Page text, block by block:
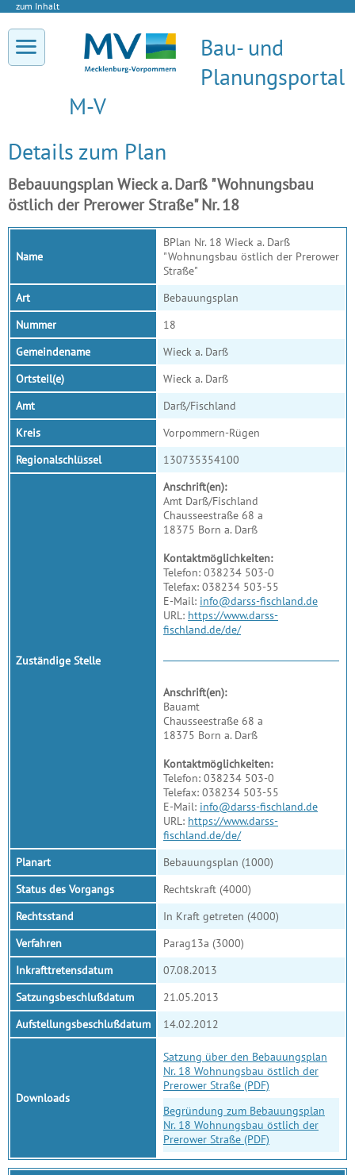
zum Inhalt
Bau- und
Planungsportal
M-V
Details zum Plan
Bebauungsplan Wieck a. Darß "Wohnungsbau
östlich der Prerower Straße" Nr. 18
Name
BPlan Nr. 18 Wieck a. Darß
"Wohnungsbau östlich der Prerower
Straße"
Art
Bebauungsplan
Nummer
18
Gemeindename
Wieck a. Darß
Ortsteil(e)
Wieck a. Darß
Amt
Darß/Fischland
Kreis
Vorpommern-Rügen
Regionalschlüssel
130735354100
Zuständige Stelle
Anschrift(en):
Amt Darß/Fischland
Chausseestraße 68 a
18375 Born a. Darß
Kontaktmöglichkeiten:
Telefon: 038234 503-0
Telefax: 038234 503-55
E-Mail: info@darss-fischland.de
URL: https://www.darss-
fischland.de/de/
Anschrift(en):
Bauamt
Chausseestraße 68 a
18375 Born a. Darß
Kontaktmöglichkeiten:
Telefon: 038234 503-0
Telefax: 038234 503-55
E-Mail: info@darss-fischland.de
URL: https://www.darss-
fischland.de/de/
Planart
Bebauungsplan (1000)
Status des Vorgangs
Rechtskraft (4000)
Rechtsstand
In Kraft getreten (4000)
Verfahren
Parag13a (3000)
Inkrafttretensdatum
07.08.2013
Satzungsbeschlußdatum
21.05.2013
Aufstellungsbeschlußdatum
14.02.2012
Downloads
Satzung über den Bebauungsplan
Nr. 18 Wohnungsbau östlich der
Prerower Straße (PDF)
Begründung zum Bebauungsplan
Nr. 18 Wohnungsbau östlich der
Prerower Straße (PDF)